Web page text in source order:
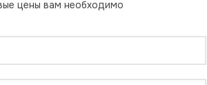
цены вам необходимо